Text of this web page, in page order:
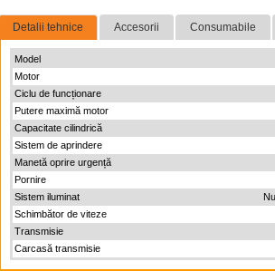
Detalii tehnice Accesorii Consumabile
Model
Motor
Ciclu de funcționare
Putere maximă motor
Capacitate cilindrică
Sistem de aprindere
Manetă oprire urgență
Pornire
Sistem iluminat
Schimbător de viteze
Transmisie
Carcasă transmisie